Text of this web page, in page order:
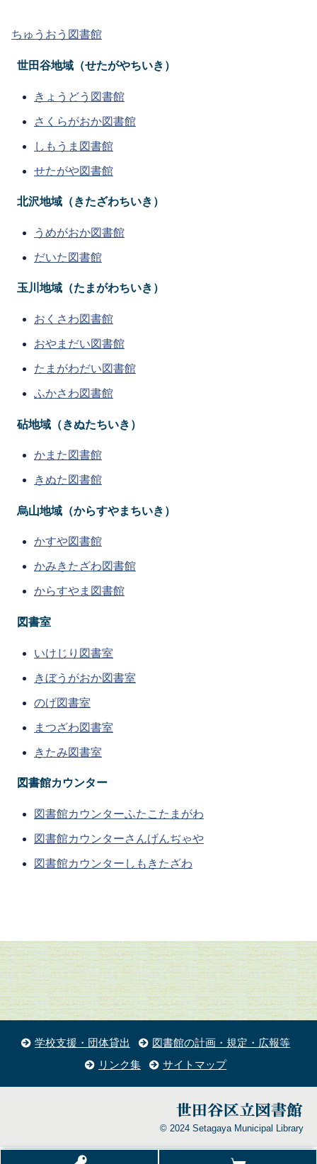
ちゅうおう図書館
世田谷地域（せたがやちいき）
きょうどう図書館
さくらがおか図書館
しもうま図書館
せたがや図書館
北沢地域（きたざわちいき）
うめがおか図書館
だいた図書館
玉川地域（たまがわちいき）
おくさわ図書館
おやまだい図書館
たまがわだい図書館
ふかさわ図書館
砧地域（きぬたちいき）
かまた図書館
きぬた図書館
烏山地域（からすやまちいき）
かすや図書館
かみきたざわ図書館
からすやま図書館
図書室
いけじり図書室
きぼうがおか図書室
のげ図書室
まつざわ図書室
きたみ図書室
図書館カウンター
図書館カウンターふたこたまがわ
図書館カウンターさんげんぢゃや
図書館カウンターしもきたざわ
学校支援・団体貸出
図書館の計画・規定・広報等
リンク集
サイトマップ
© 2024 Setagaya Municipal Library